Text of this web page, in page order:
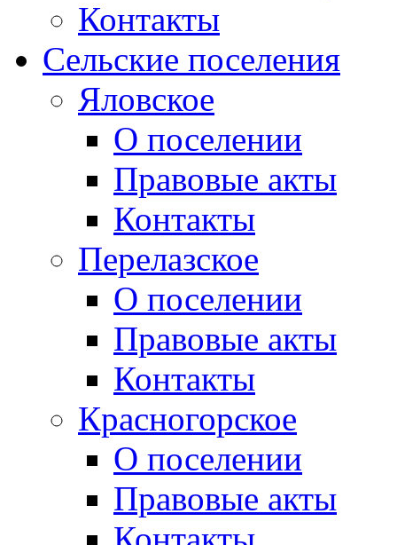
Контакты
Сельские поселения
Яловское
О поселении
Правовые акты
Контакты
Перелазское
О поселении
Правовые акты
Контакты
Красногорское
О поселении
Правовые акты